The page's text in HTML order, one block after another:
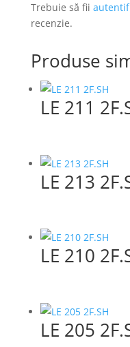
Trebuie să fii
recenzie.
Produse
LE 211
LE 213
LE 210
LE 205